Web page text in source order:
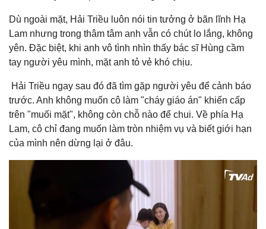
Dù ngoài mặt, Hải Triều luôn nói tin tưởng ở bãn lĩnh Hạ
Lam nhưng trong thâm tâm anh vẫn có chút lo lắng, không
yên. Đặc biệt, khi anh vô tình nhìn thấy bác sĩ Hùng cầm
tay người yêu mình, mặt anh tỏ vẻ khó chịu.
Hải Triều ngay sau đó đã tìm gặp người yêu để cảnh báo
trước. Anh không muốn cô làm "cháy giáo án" khiến cấp
trên "muối mặt", không còn chỗ nào để chui. Về phía Hạ
Lam, cô chỉ đang muốn làm tròn nhiệm vụ và biết giới hạn
của mình nên dừng lại ở đâu.